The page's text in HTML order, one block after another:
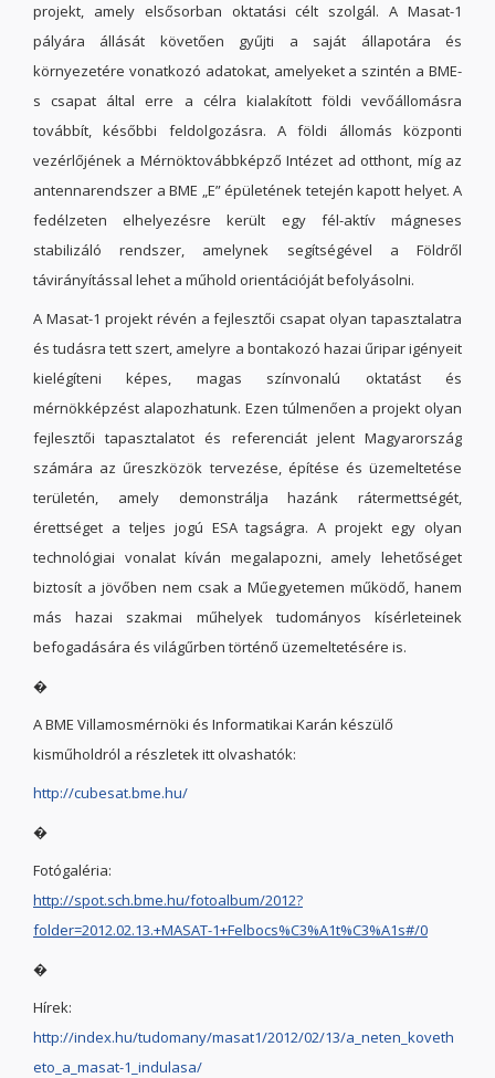
projekt, amely elsősorban oktatási célt szolgál. A Masat-1
pályára állását követően gyűjti a saját állapotára és
környezetére vonatkozó adatokat, amelyeket a szintén a BME-
s csapat által erre a célra kialakított földi vevőállomásra
továbbít, későbbi feldolgozásra. A földi állomás központi
vezérlőjének a Mérnöktovábbképző Intézet ad otthont, míg az
antennarendszer a BME „E” épületének tetején kapott helyet. A
fedélzeten elhelyezésre került egy fél-aktív mágneses
stabilizáló rendszer, amelynek segítségével a Földről
távirányítással lehet a műhold orientációját befolyásolni.
A Masat-1 projekt révén a fejlesztői csapat olyan tapasztalatra
és tudásra tett szert, amelyre a bontakozó hazai űripar igényeit
kielégíteni képes, magas színvonalú oktatást és
mérnökképzést alapozhatunk. Ezen túlmenően a projekt olyan
fejlesztői tapasztalatot és referenciát jelent Magyarország
számára az űreszközök tervezése, építése és üzemeltetése
területén, amely demonstrálja hazánk rátermettségét,
érettséget a teljes jogú ESA tagságra. A projekt egy olyan
technológiai vonalat kíván megalapozni, amely lehetőséget
biztosít a jövőben nem csak a Műegyetemen működő, hanem
más hazai szakmai műhelyek tudományos kísérleteinek
befogadására és világűrben történő üzemeltetésére is.
�
A BME Villamosmérnöki és Informatikai Karán készülő
kisműholdról a részletek itt olvashatók:
http://cubesat.bme.hu/
�
Fotógaléria:
http://spot.sch.bme.hu/fotoalbum/2012?
folder=2012.02.13.+MASAT-1+Felbocs%C3%A1t%C3%A1s#/0
�
Hírek:
http://index.hu/tudomany/masat1/2012/02/13/a_neten_koveth
eto_a_masat-1_indulasa/